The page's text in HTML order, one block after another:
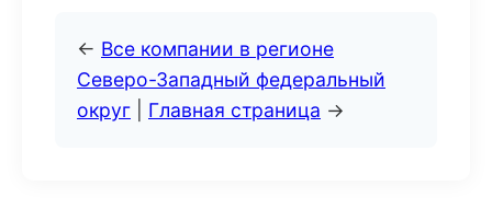
← Все компании в регионе
Северо-Западный федеральный
округ
Главная страница →